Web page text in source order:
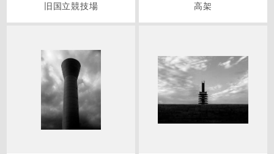
旧国立競技場 高架